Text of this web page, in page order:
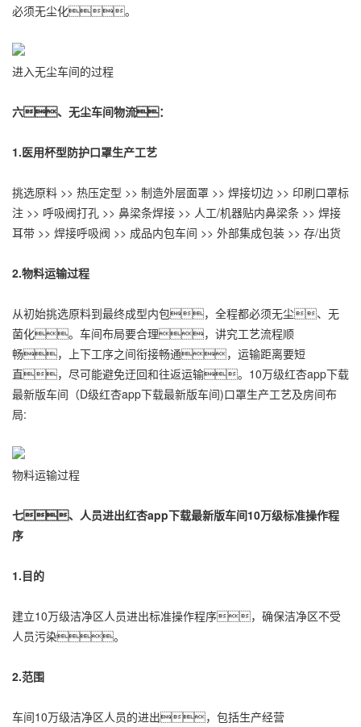
必须无尘化。
进入无尘车间的过程
六、无尘车间物流：
1.医用杯型防护口罩生产工艺
挑选原料 >> 热压定型 >> 制造外层面罩 >> 焊接切边 >> 印刷口罩标
注 >> 呼吸阀打孔 >> 鼻梁条焊接 >> 人工/机器贴内鼻梁条 >> 焊接
耳带 >> 焊接呼吸阀 >> 成品内包车间 >> 外部集成包装 >> 存/出货
2.物料运输过程
从初始挑选原料到最终成型内包，全程都必须无尘、无
菌化。车间布局要合理，讲究工艺流程顺
畅，上下工序之间衔接畅通，运输距离要短
直，尽可能避免迂回和往返运输。10万级红杏app下载
最新版车间 （D级红杏app下载最新版车间)口罩生产工艺及房间布
局:
物料运输过程
七、人员进出红杏app下载最新版车间10万级标准操作程
序
1.目的
建立10万级洁净区人员进出标准操作程序，确保洁净区不受
人员污染。
2.范围
车间10万级洁净区人员的进出，包括生产经营